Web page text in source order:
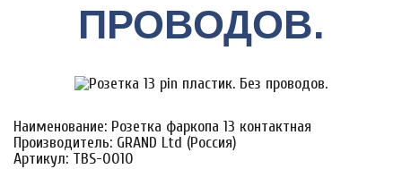
ПРОВОДОВ.
Наименование: Розетка фаркопа 13 контактная
Производитель: GRAND Ltd (Россия)
Артикул: TBS-0010